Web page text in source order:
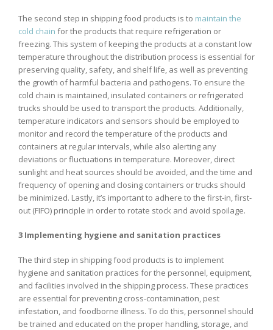
The second step in shipping food products is to maintain the
cold chain for the products that require refrigeration or
freezing. This system of keeping the products at a constant low
temperature throughout the distribution process is essential for
preserving quality, safety, and shelf life, as well as preventing
the growth of harmful bacteria and pathogens. To ensure the
cold chain is maintained, insulated containers or refrigerated
trucks should be used to transport the products. Additionally,
temperature indicators and sensors should be employed to
monitor and record the temperature of the products and
containers at regular intervals, while also alerting any
deviations or fluctuations in temperature. Moreover, direct
sunlight and heat sources should be avoided, and the time and
frequency of opening and closing containers or trucks should
be minimized. Lastly, it’s important to adhere to the first-in, first-
out (FIFO) principle in order to rotate stock and avoid spoilage.
3 Implementing hygiene and sanitation practices
The third step in shipping food products is to implement
hygiene and sanitation practices for the personnel, equipment,
and facilities involved in the shipping process. These practices
are essential for preventing cross-contamination, pest
infestation, and foodborne illness. To do this, personnel should
be trained and educated on the proper handling, storage, and